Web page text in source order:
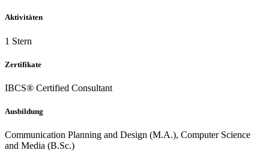
Aktivitäten
1 Stern
Zertifikate
IBCS® Certified Consultant
Ausbildung
Communication Planning and Design (M.A.), Computer Science
and Media (B.Sc.)